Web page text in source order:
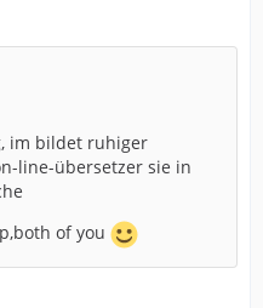
im bildet ruhiger
line-übersetzer sie in
of you